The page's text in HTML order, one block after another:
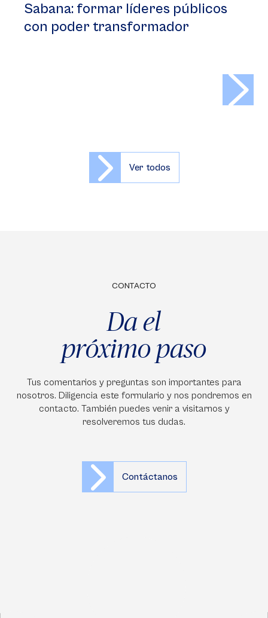
Sabana: formar líderes públicos
con poder transformador
Ver todos
CONTACTO
Da el
próximo paso
Tus comentarios y preguntas son importantes para
nosotros. Diligencia este formulario y nos pondremos en
contacto. También puedes venir a visitarnos y
resolveremos tus dudas.
Contáctanos